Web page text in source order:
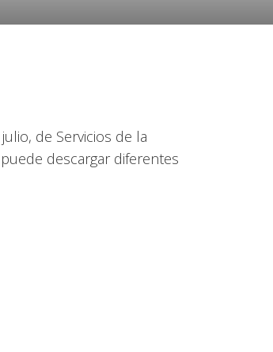
de Servicios de la
descargar diferentes